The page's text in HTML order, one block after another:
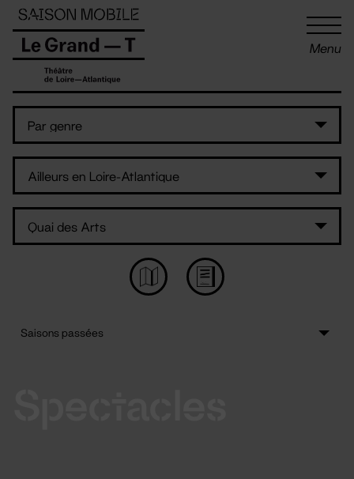
Menu
Panneau de gestion des cookies